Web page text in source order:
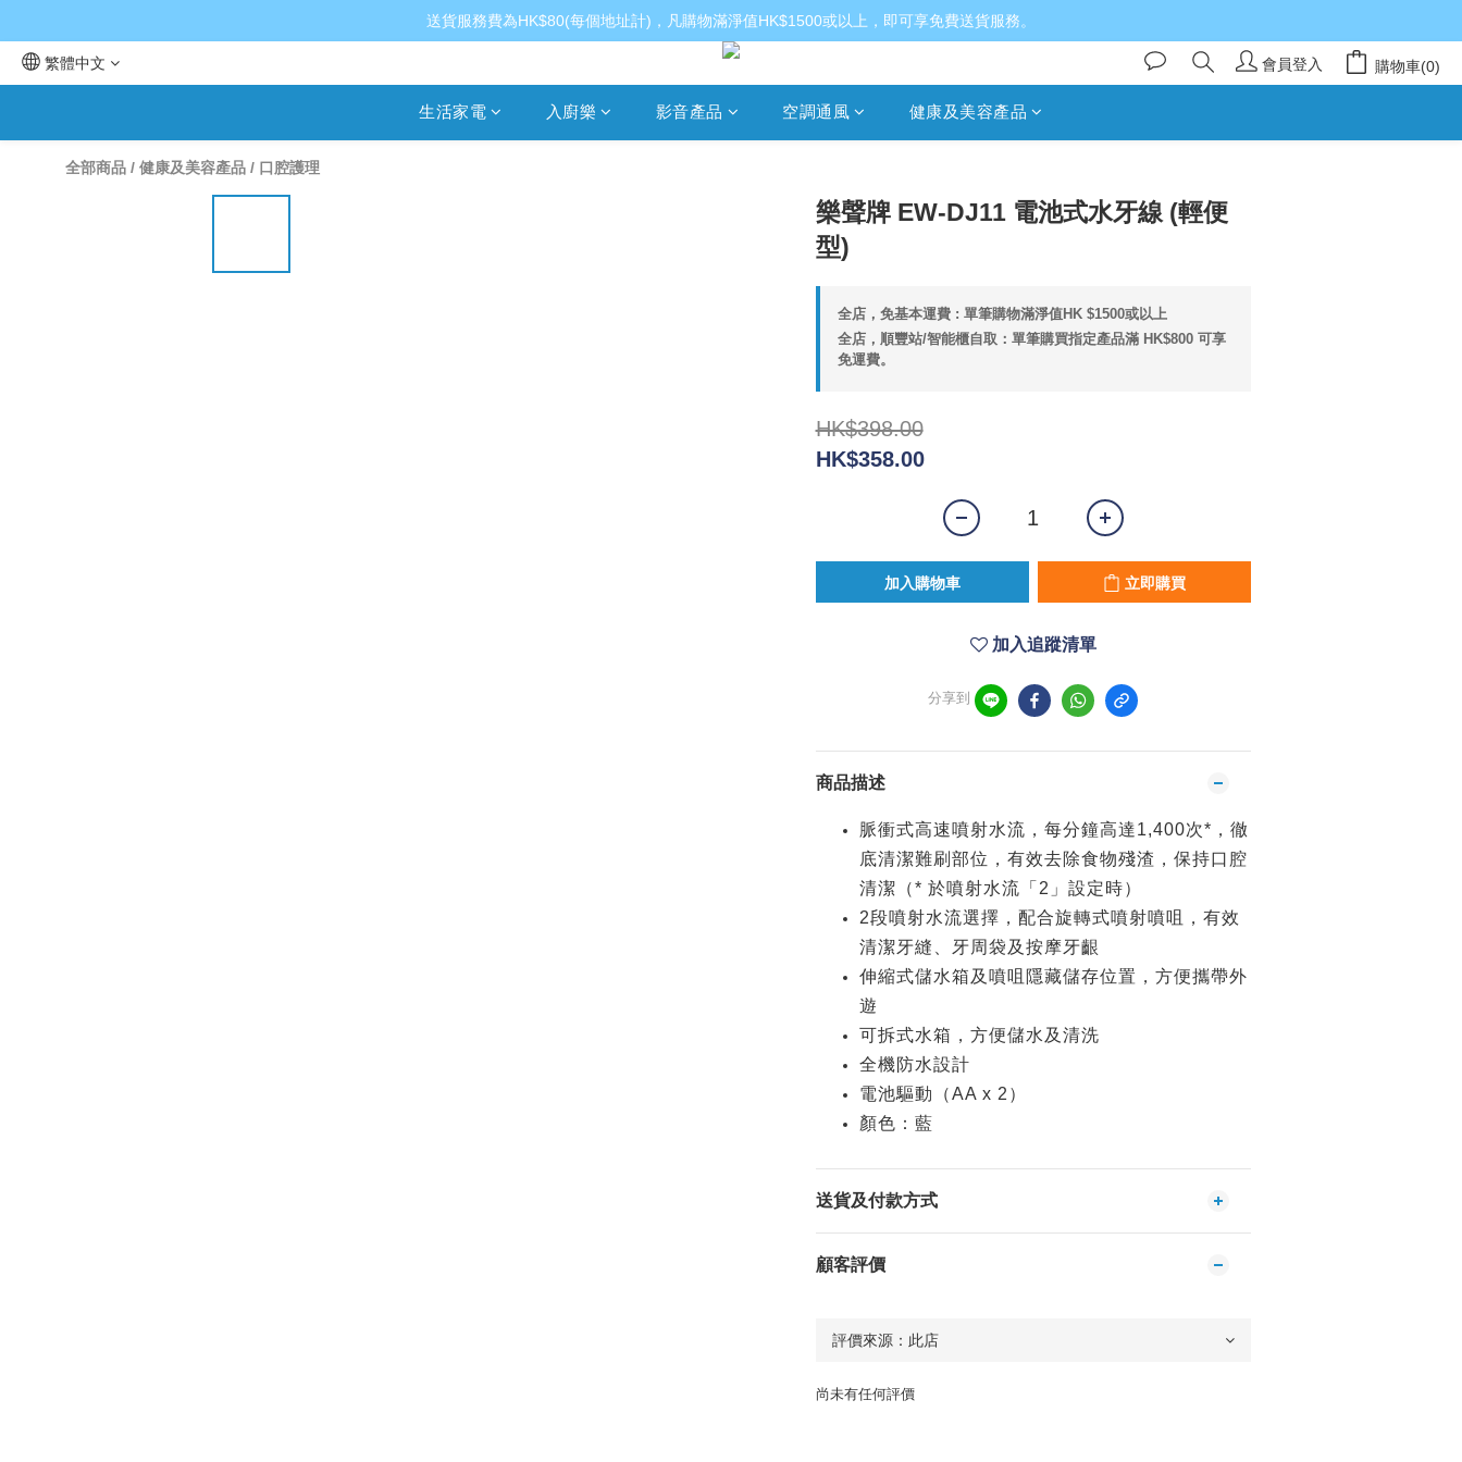
送貨服務費為HK$80(每個地址計)，凡購物滿淨值HK$1500或以上，即可享免費送貨服務。
繁體中文 會員登入 購物車(0)
生活家電 入廚樂 影音產品 空調通風 健康及美容產品
全部商品 / 健康及美容產品 / 口腔護理
樂聲牌 EW-DJ11 電池式水牙線 (輕便
型)
全店，免基本運費 : 單筆購物滿淨值HK $1500或以上
全店，順豐站/智能櫃自取：單筆購買指定產品滿 HK$800 可享
免運費。
HK$398.00
HK$358.00
加入購物車 立即購買
加入追蹤清單
分享到
商品描述
脈衝式高速噴射水流，每分鐘高達1,400次*，徹
底清潔難刷部位，有效去除食物殘渣，保持口腔
清潔（* 於噴射水流「2」設定時）
2段噴射水流選擇，配合旋轉式噴射噴咀，有效
清潔牙縫、牙周袋及按摩牙齦
伸縮式儲水箱及噴咀隱藏儲存位置，方便攜帶外
遊
可拆式水箱，方便儲水及清洗
全機防水設計
電池驅動（AA x 2）
顏色：藍
送貨及付款方式
顧客評價
尚未有任何評價